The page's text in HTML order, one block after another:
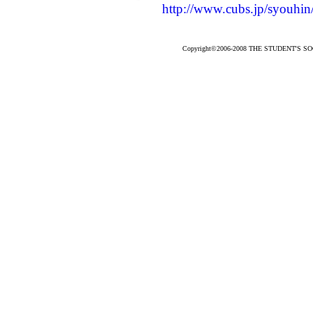
http://www.cubs.jp/
Copyright©2006-2008 THE STUDENT'S